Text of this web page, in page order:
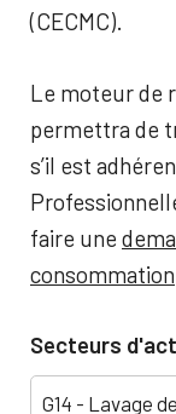
(CECMC).
Le moteur de
permettra de
s’il est
faire une
consommation
Secteurs